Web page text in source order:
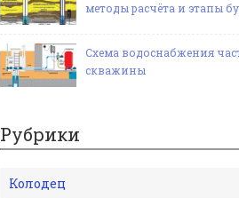
методы расчёта и этапы
Схема водоснабжения
скважины
Рубрики
Колодец